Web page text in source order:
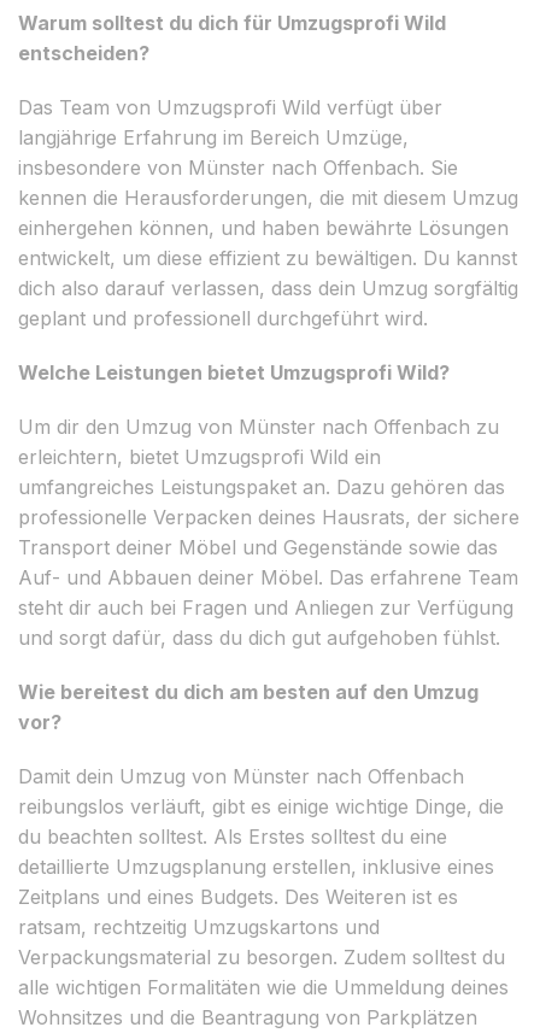
Warum solltest du dich für Umzugsprofi Wild
entscheiden?
Das Team von Umzugsprofi Wild verfügt über
langjährige Erfahrung im Bereich Umzüge,
insbesondere von Münster nach Offenbach. Sie
kennen die Herausforderungen, die mit diesem Umzug
einhergehen können, und haben bewährte Lösungen
entwickelt, um diese effizient zu bewältigen. Du kannst
dich also darauf verlassen, dass dein Umzug sorgfältig
geplant und professionell durchgeführt wird.
Welche Leistungen bietet Umzugsprofi Wild?
Um dir den Umzug von Münster nach Offenbach zu
erleichtern, bietet Umzugsprofi Wild ein
umfangreiches Leistungspaket an. Dazu gehören das
professionelle Verpacken deines Hausrats, der sichere
Transport deiner Möbel und Gegenstände sowie das
Auf- und Abbauen deiner Möbel. Das erfahrene Team
steht dir auch bei Fragen und Anliegen zur Verfügung
und sorgt dafür, dass du dich gut aufgehoben fühlst.
Wie bereitest du dich am besten auf den Umzug
vor?
Damit dein Umzug von Münster nach Offenbach
reibungslos verläuft, gibt es einige wichtige Dinge, die
du beachten solltest. Als Erstes solltest du eine
detaillierte Umzugsplanung erstellen, inklusive eines
Zeitplans und eines Budgets. Des Weiteren ist es
ratsam, rechtzeitig Umzugskartons und
Verpackungsmaterial zu besorgen. Zudem solltest du
alle wichtigen Formalitäten wie die Ummeldung deines
Wohnsitzes und die Beantragung von Parkplätzen